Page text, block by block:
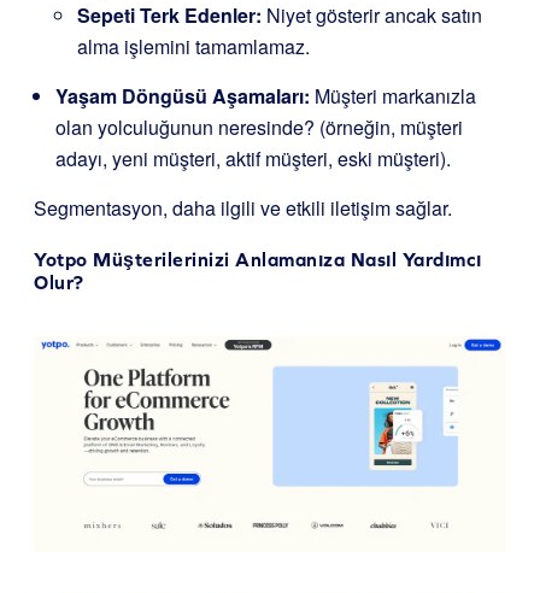
Sepeti Terk Edenler: Niyet gösterir ancak satın
alma işlemini tamamlamaz.
Yaşam Döngüsü Aşamaları: Müşteri markanızla
olan yolculuğunun neresinde? (örneğin, müşteri
adayı, yeni müşteri, aktif müşteri, eski müşteri).
Segmentasyon, daha ilgili ve etkili iletişim sağlar.
Yotpo Müşterilerinizi Anlamanıza Nasıl Yardımcı
Olur?